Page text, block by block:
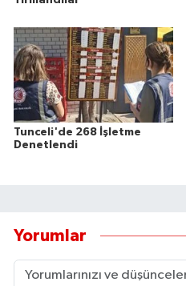
Tunceli'de 268 İşletme
Denetlendi
Yorumlar